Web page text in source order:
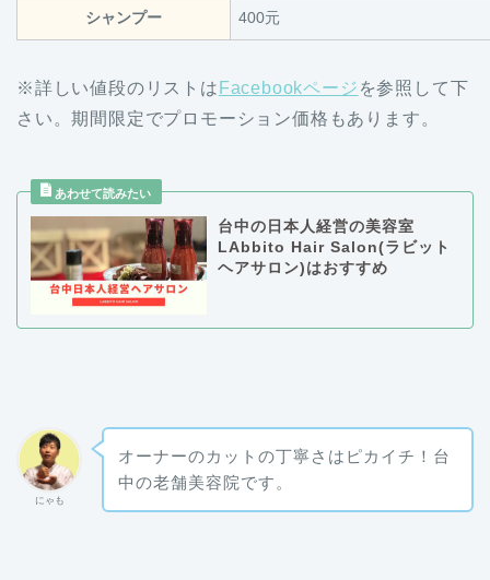
シャンプー 400元
※詳しい値段のリストは Facebookページ を参照して下
さい。期間限定でプロモーション価格もあります。
台中の日本人経営の美容室
LAbbito Hair Salon(ラビット
ヘアサロン)はおすすめ
にゃも
オーナーのカットの丁寧さはピカイチ！台
中の老舗美容院です。